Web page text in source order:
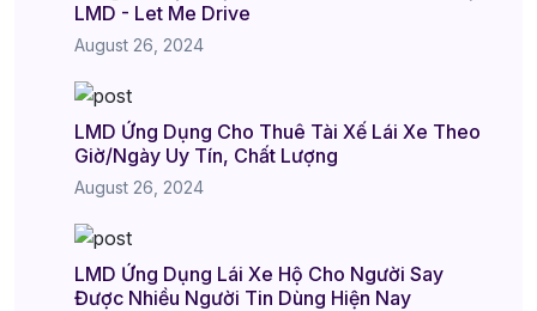
LMD - Let Me Drive
August 26, 2024
LMD Ứng Dụng Cho Thuê Tài Xế Lái Xe Theo
Giờ/Ngày Uy Tín, Chất Lượng
August 26, 2024
LMD Ứng Dụng Lái Xe Hộ Cho Người Say
Được Nhiều Người Tin Dùng Hiện Nay